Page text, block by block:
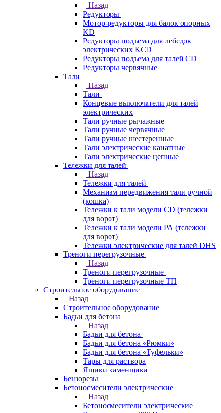
Назад
Редукторы
Мотор-редукторы для балок опорных
KD
Редукторы подъема для лебедок
электрических KCD
Редукторы подъема для талей CD
Редукторы червячные
Тали
Назад
Тали
Концевые выключатели для талей
электрических
Тали ручные рычажные
Тали ручные червячные
Тали ручные шестеренные
Тали электрические канатные
Тали электрические цепные
Тележки для талей
Назад
Тележки для талей
Механизм передвижения тали ручной
(кошка)
Тележки к тали модели CD (тележки
для ворот)
Тележки к тали модели РА (тележки
для ворот)
Тележки электрические для талей DHS
Треноги перегрузочные
Назад
Треноги перегрузочные
Треноги перегрузочные ТП
Строительное оборудование
Назад
Строительное оборудование
Бадьи для бетона
Назад
Бадьи для бетона
Бадьи для бетона «Рюмки»
Бадьи для бетона «Туфельки»
Тары для раствора
Ящики каменщика
Бензорезы
Бетоносмесители электрические
Назад
Бетоносмесители электрические